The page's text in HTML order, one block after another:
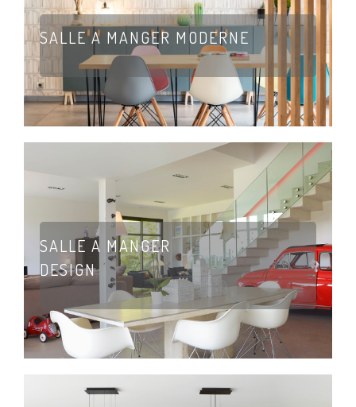
SALLE A MANGER MODERNE
SALLE A MANGER
DESIGN